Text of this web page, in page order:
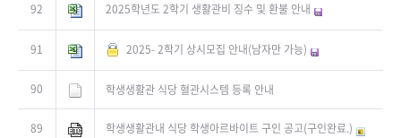
92 2025학년도 2학기 생활관비 징수 및 환불 안내
91 2025- 2학기 상시모집 안내(남자만 가능)
90 학생생활관 식당 혈관시스템 등록 안내
89 학생생활관내 식당 학생아르바이트 구인 공고(구인완료.)